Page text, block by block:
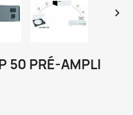

50 PRÉ-AMPLI